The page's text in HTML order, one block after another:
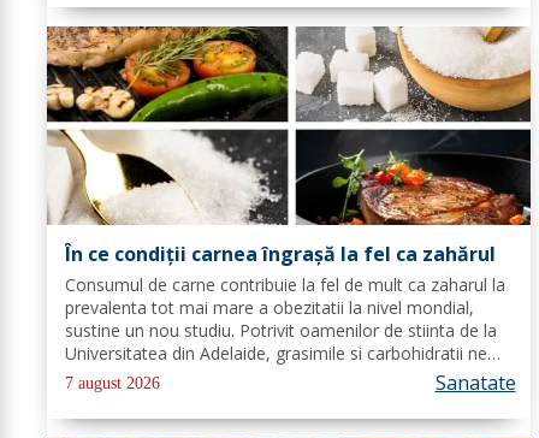
În ce condiții carnea îngrașă la fel ca zahărul
Consumul de carne contribuie la fel de mult ca zaharul la
prevalenta tot mai mare a obezitatii la nivel mondial,
sustine un nou studiu. Potrivit oamenilor de stiinta de la
Universitatea din Adelaide, grasimile si carbohidratii ne
pot oferi suficienta energie pentru a satisface cererile...
7 august 2026 Sanatate